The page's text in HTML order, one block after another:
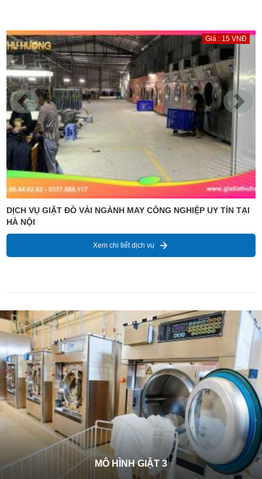
Giá : 15 VNĐ
ĐỊA CHỈ CUNG CẤP DỊCH VỤ CHUYÊN NGHIỆP GIẶT LÀ VẢI
CÂY TẠI HÀ NỘI
Xem chi tiết dịch vụ
MÔ HÌNH GIẶT 3